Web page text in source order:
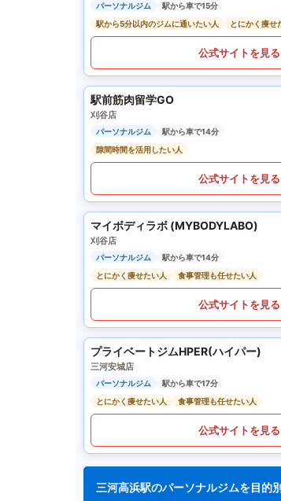
パーソナルジム
駅から車で15分
駅から5分以内のジムに通いたい人
とにかく痩せ
公式サイトを見る
駅前筋肉留学GO
刈谷店
パーソナルジム
駅から車で14分
隙間時間を活用したい人
公式サイトを見る
マイボディラボ (MYBODYLABO)
刈谷店
パーソナルジム
駅から車で14分
とにかく痩せたい人
食事管理も任せたい人
公式サイトを見る
プライベートジムHPER(ハイパー)
三河安城店
パーソナルジム
駅から車で17分
とにかく痩せたい人
食事管理も任せたい人
公式サイトを見る
三河高浜駅のパーソナルジムを目的